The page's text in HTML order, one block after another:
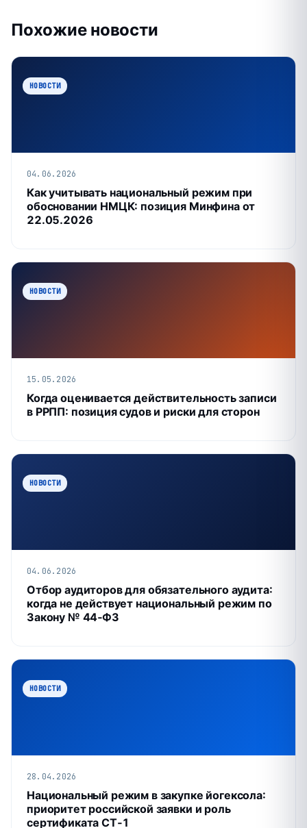
Похожие новости
НОВОСТИ
04.06.2026
Как учитывать национальный режим при
обосновании НМЦК: позиция Минфина от
22.05.2026
НОВОСТИ
15.05.2026
Когда оценивается действительность записи
в РРПП: позиция судов и риски для сторон
НОВОСТИ
04.06.2026
Отбор аудиторов для обязательного аудита:
когда не действует национальный режим по
Закону № 44‑ФЗ
НОВОСТИ
28.04.2026
Национальный режим в закупке йогексола:
приоритет российской заявки и роль
сертификата СТ‑1